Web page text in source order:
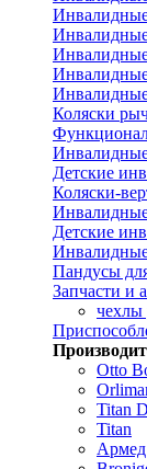
Инвалидные
Коляски
Детские
Коляски-
Детские
Пандусы
Запчасти и
чехлы
Otto
Titan
Titan
Армед